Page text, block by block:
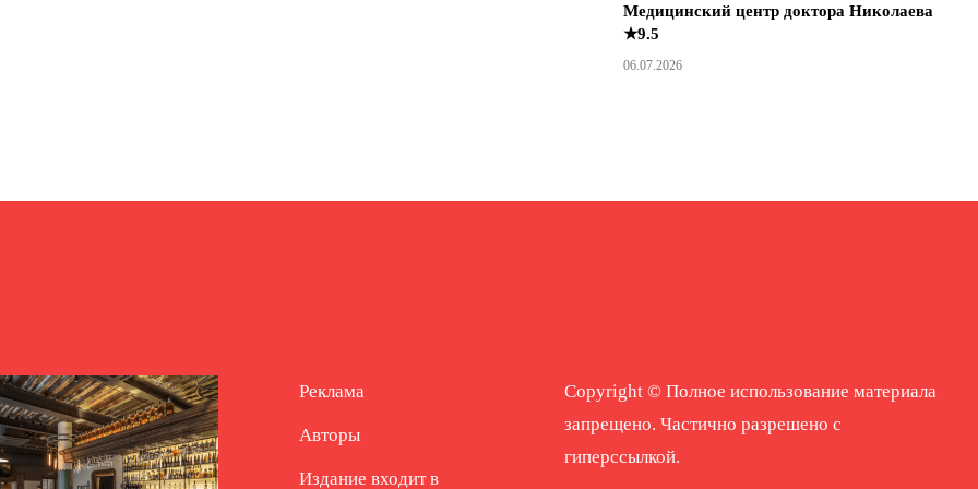
Медицинский центр доктора Николаева
★9.5
06.07.2026
Реклама
Авторы
Издание входит в
Copyright © Полное использование материала
запрещено. Частично разрешено с
гиперссылкой.